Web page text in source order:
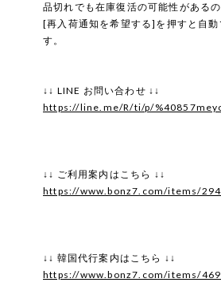
品切れでも在庫復活の可能性がある
[再入荷通知を希望する]を押すと自
す。
↓↓ LINE お問い合わせ ↓↓
https://line.me/R/ti/p/
↓↓ ご利用案内はこちら ↓↓
https://www.bonz7.com/items/
↓↓ 韓国代行案内はこちら ↓↓
https://www.bonz7.com/items/